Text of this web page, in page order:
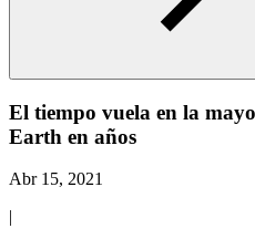
El tiempo vuela en la
Earth en años
Abr 15, 2021
|